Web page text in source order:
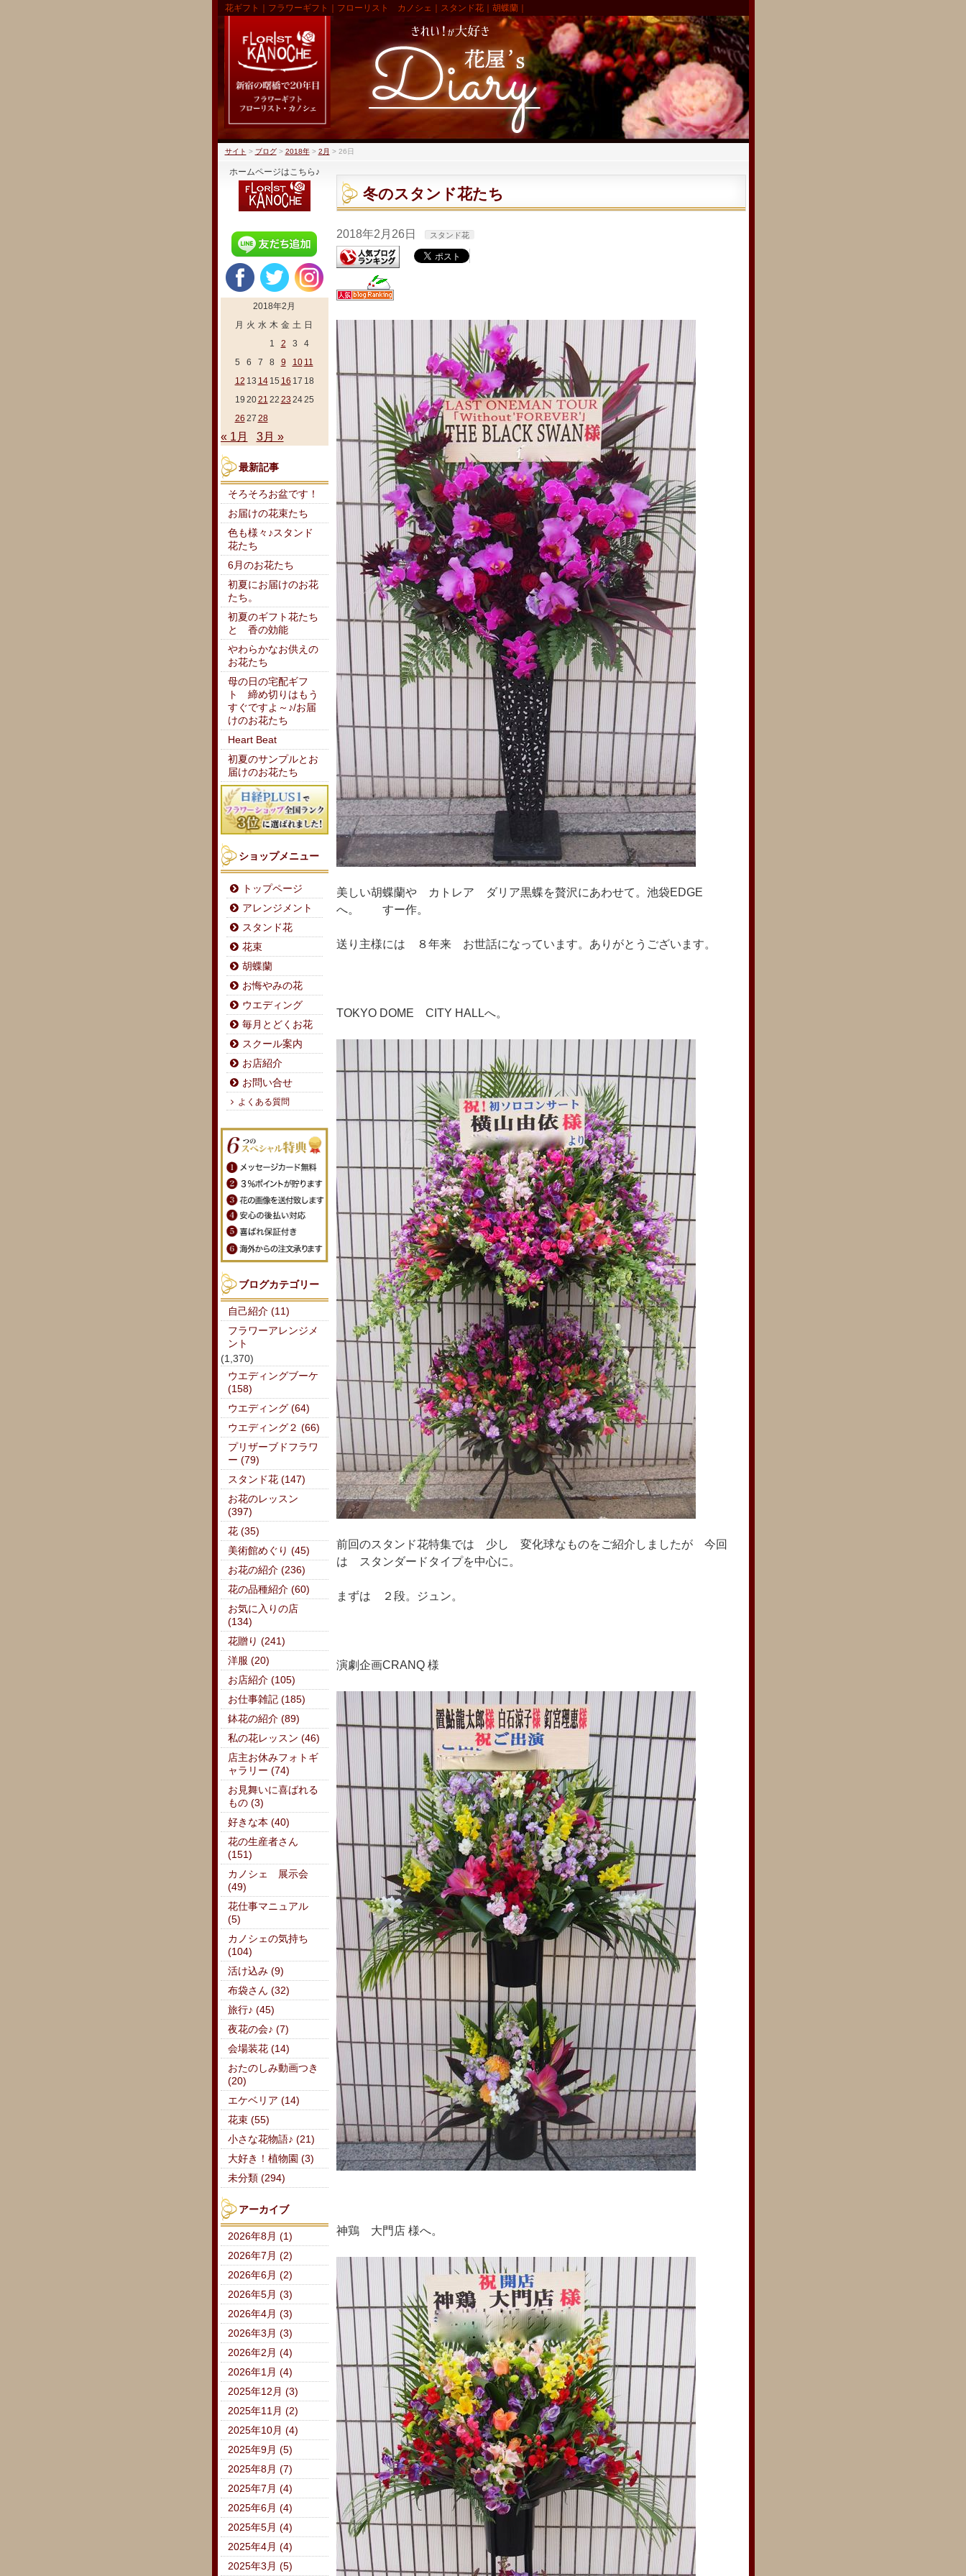
花ギフト｜フラワーギフト｜フローリスト カノシェ｜スタンド花｜胡蝶蘭｜
サイト > ブログ> 2018年> 2月 > 26日
冬のスタンド花たち
2018年2月26日 スタンド花
美しい胡蝶蘭や カトレア ダリア黒蝶を贅沢にあわせて。池袋EDGE
へ。 すー作。
送り主様には ８年来 お世話になっています。ありがとうございます。
TOKYO DOME CITY HALLへ。
前回のスタンド花特集では 少し 変化球なものをご紹介しましたが 今回
は スタンダードタイプを中心に。
まずは ２段。ジュン。
演劇企画CRANQ 様
神鶏 大門店 様へ。
ホームページはこちら♪
2018年2月
月 火 水 木 金 土 日
1
2 3
4
5
6 7 8 9 10 11
12 13 14 15 16 17 18
19 2021 22 23 2425
26 27 28
« 1月 3月 »
最新記事
そろそろお盆です！
お届けの花束たち
色も様々♪スタンド
花たち
6月のお花たち
初夏にお届けのお花
たち。
初夏のギフト花たち
と 香の効能
やわらかなお供えの
お花たち
母の日の宅配ギフ
ト 締め切りはもう
すぐですよ～♪/お届
けのお花たち
Heart Beat
初夏のサンプルとお
届けのお花たち
ショップメニュー
トップページ
アレンジメント
スタンド花
花束
胡蝶蘭
お悔やみの花
ウエディング
毎月とどくお花
スクール案内
お店紹介
お問い合せ
よくある質問
ブログカテゴリー
自己紹介 (11)
フラワーアレンジメ
ント
(1,370)
ウエディングブーケ
(158)
ウエディング (64)
ウエディング２ (66)
プリザーブドフラワ
ー (79)
スタンド花 (147)
お花のレッスン
(397)
花 (35)
美術館めぐり (45)
お花の紹介 (236)
花の品種紹介 (60)
お気に入りの店
(134)
花贈り (241)
洋服 (20)
お店紹介 (105)
お仕事雑記 (185)
鉢花の紹介 (89)
私の花レッスン (46)
店主お休みフォトギ
ャラリー (74)
お見舞いに喜ばれる
もの (3)
好きな本 (40)
花の生産者さん
(151)
カノシェ 展示会
(49)
花仕事マニュアル
(5)
カノシェの気持ち
(104)
活け込み (9)
布袋さん (32)
旅行♪ (45)
夜花の会♪ (7)
会場装花 (14)
おたのしみ動画つき
(20)
エケベリア (14)
花束 (55)
小さな花物語♪ (21)
大好き！植物園 (3)
未分類 (294)
アーカイブ
2026年8月 (1)
2026年7月 (2)
2026年6月 (2)
2026年5月 (3)
2026年4月 (3)
2026年3月 (3)
2026年2月 (4)
2026年1月 (4)
2025年12月 (3)
2025年11月 (2)
2025年10月 (4)
2025年9月 (5)
2025年8月 (7)
2025年7月 (4)
2025年6月 (4)
2025年5月 (4)
2025年4月 (4)
2025年3月 (5)